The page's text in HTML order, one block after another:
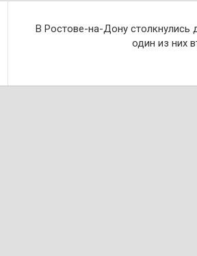
В Ростове-на-Дону столкнулись
один из них